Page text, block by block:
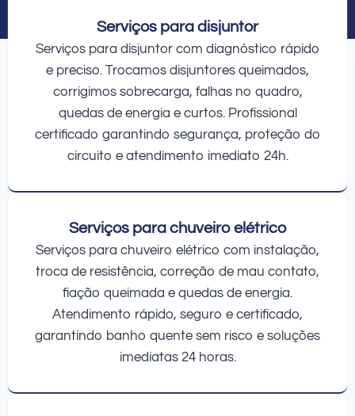
Serviços para disjuntor
Serviços para disjuntor com diagnóstico rápido
e preciso. Trocamos disjuntores queimados,
corrigimos sobrecarga, falhas no quadro,
quedas de energia e curtos. Profissional
certificado garantindo segurança, proteção do
circuito e atendimento imediato 24h.
Serviços para chuveiro elétrico
Serviços para chuveiro elétrico com instalação,
troca de resistência, correção de mau contato,
fiação queimada e quedas de energia.
Atendimento rápido, seguro e certificado,
garantindo banho quente sem risco e soluções
imediatas 24 horas.